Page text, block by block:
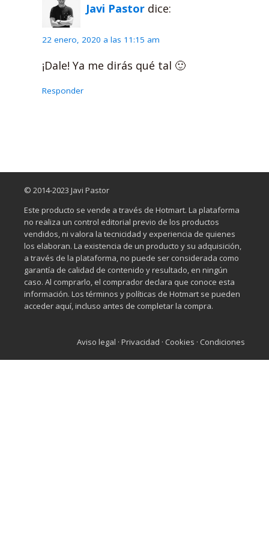
Javi Pastor dice:
22 enero, 2020 a las 11:15 am
¡Dale! Ya me dirás qué tal 🙂
Responder
© 2014-2023 Javi Pastor
Este producto se vende a través de Hotmart. La plataforma
no realiza un control editorial previo de los productos
vendidos, ni valora la tecnicidad y experiencia de quienes
los elaboran. La existencia de un producto y su adquisición,
a través de la plataforma, no puede ser considerada como
garantía de calidad de contenido y resultado, en ningún
caso. Al comprarlo, el comprador declara que conoce esta
información. Los términos y políticas de Hotmart se pueden
acceder aquí, incluso antes de completar la compra.
Aviso legal · Privacidad · Cookies · Condiciones